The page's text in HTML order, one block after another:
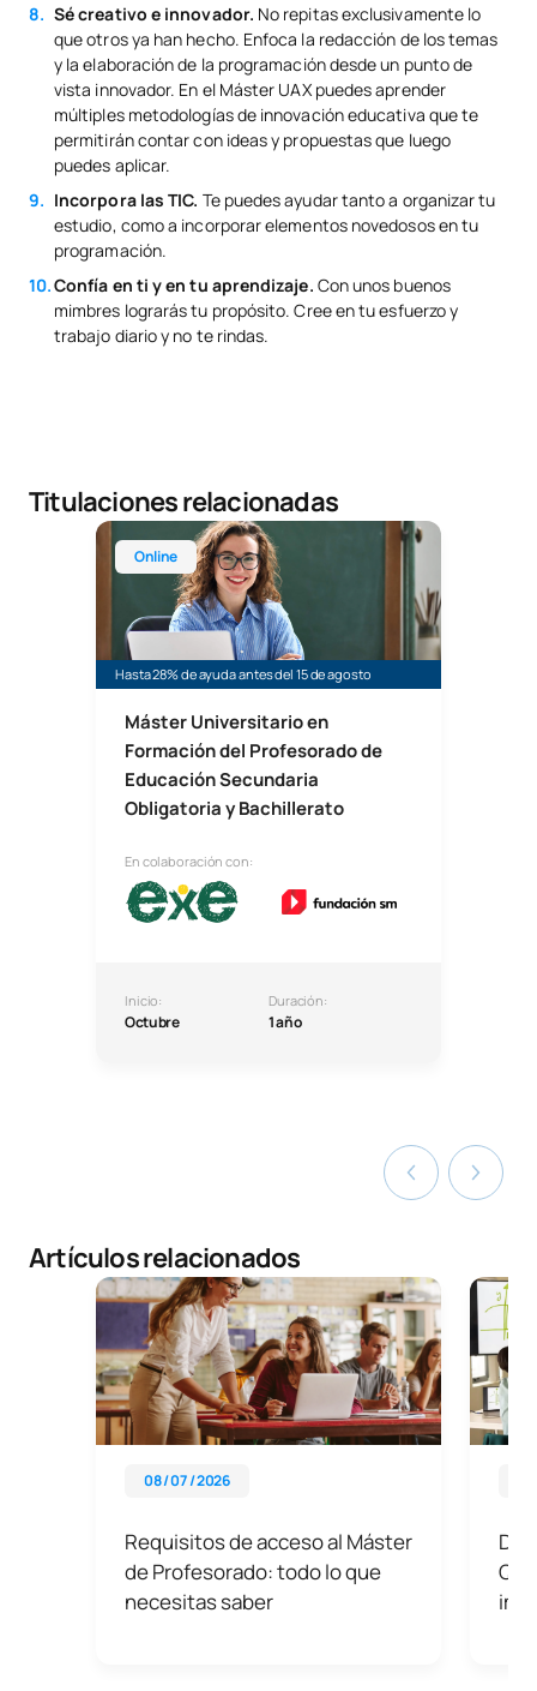
Sé creativo e innovador. No repitas exclusivamente lo
que otros ya han hecho. Enfoca la redacción de los temas
y la elaboración de la programación desde un punto de
vista innovador. En el Máster UAX puedes aprender
múltiples metodologías de innovación educativa que te
permitirán contar con ideas y propuestas que luego
puedes aplicar.
Incorpora las TIC. Te puedes ayudar tanto a organizar tu
estudio, como a incorporar elementos novedosos en tu
programación.
Confía en ti y en tu aprendizaje. Con unos buenos
mimbres lograrás tu propósito. Cree en tu esfuerzo y
trabajo diario y no te rindas.
Titulaciones relacionadas
Online
Hasta 28% de ayuda antes del 15 de agosto
Máster Universitario en
Formación del Profesorado de
Educación Secundaria
Obligatoria y Bachillerato
En colaboración con:
Inicio:
Octubre
Duración:
1 año
Máster Universitario en Profesorado de
Artículos relacionados
08 / 07 / 2026
Requisitos de acceso al Máster
de Profesorado: todo lo que
necesitas saber